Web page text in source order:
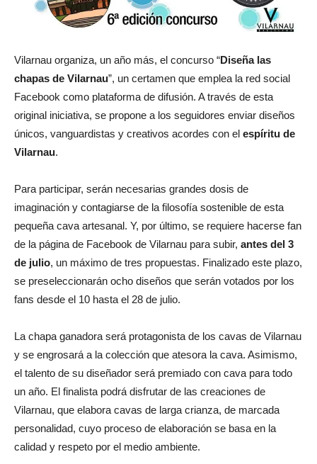
Vilarnau organiza, un año más, el concurso “Diseña las
chapas de Vilarnau”, un certamen que emplea la red social
Facebook como plataforma de difusión. A través de esta
original iniciativa, se propone a los seguidores enviar diseños
únicos, vanguardistas y creativos acordes con el espíritu de
Vilarnau.
Para participar, serán necesarias grandes dosis de
imaginación y contagiarse de la filosofía sostenible de esta
pequeña cava artesanal. Y, por último, se requiere hacerse fan
de la página de Facebook de Vilarnau para subir, antes del 3
de julio, un máximo de tres propuestas. Finalizado este plazo,
se preseleccionarán ocho diseños que serán votados por los
fans desde el 10 hasta el 28 de julio.
La chapa ganadora será protagonista de los cavas de Vilarnau
y se engrosará a la colección que atesora la cava. Asimismo,
el talento de su diseñador será premiado con cava para todo
un año. El finalista podrá disfrutar de las creaciones de
Vilarnau, que elabora cavas de larga crianza, de marcada
personalidad, cuyo proceso de elaboración se basa en la
calidad y respeto por el medio ambiente.